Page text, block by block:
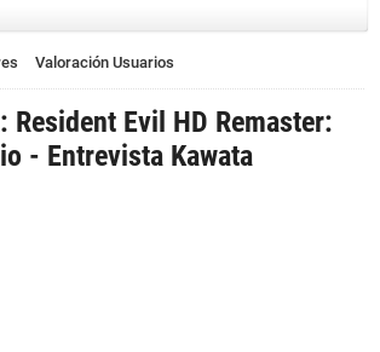
Valoración Usuarios
Resident Evil HD Remaster:
- Entrevista Kawata